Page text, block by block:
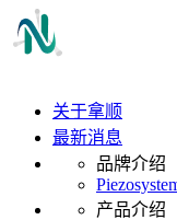
关于拿顺
最新消息
品牌介绍
产品介绍